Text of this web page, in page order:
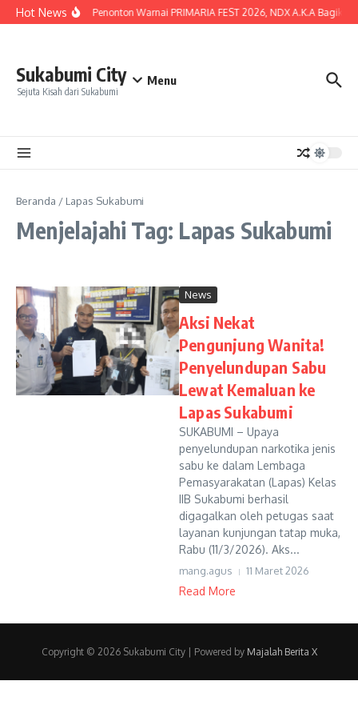
Lewati ke konten
Hot NewsLautan Penonton Warnai PRIMARIA FEST 2026, NDX A.K.A
Sukabumi City
Sejuta Kisah dari Sukabumi
Menu
Beranda / Lapas Sukabumi
Menjelajahi Tag: Lapas Sukabumi
News
Aksi Nekat
Pengunjung Wanita!
Penyelundupan Sabu
Lewat Kemaluan ke
Lapas Sukabumi
SUKABUMI – Upaya
penyelundupan narkotika jenis
sabu ke dalam Lembaga
Pemasyarakatan (Lapas) Kelas
IIB Sukabumi berhasil
digagalkan oleh petugas saat
layanan kunjungan tatap muka,
Rabu (11/3/2026). Aks...
mang.agus 11 Maret 2026
Read More
Copyright © 2026 Sukabumi City | Powered by Majalah Berita X